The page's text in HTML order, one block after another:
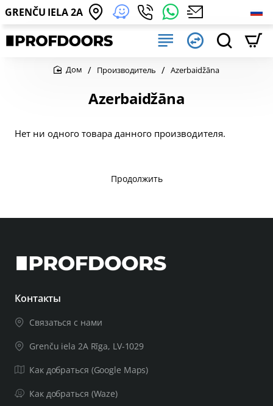
GRENČU IELA 2A
Azerbaidžāna
Производитель Azerbaidžāna
Нет ни одного товара данного производителя.
Продолжить
Контакты
Связаться с нами
Grenču iela 2A Rīga, LV-1029
Как добраться (Google Maps)
Как добраться (Waze)